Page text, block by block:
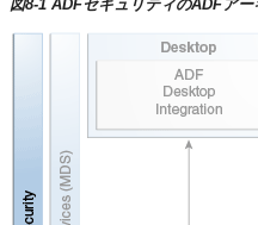
図8-1 ADFセキュリティのADFアー